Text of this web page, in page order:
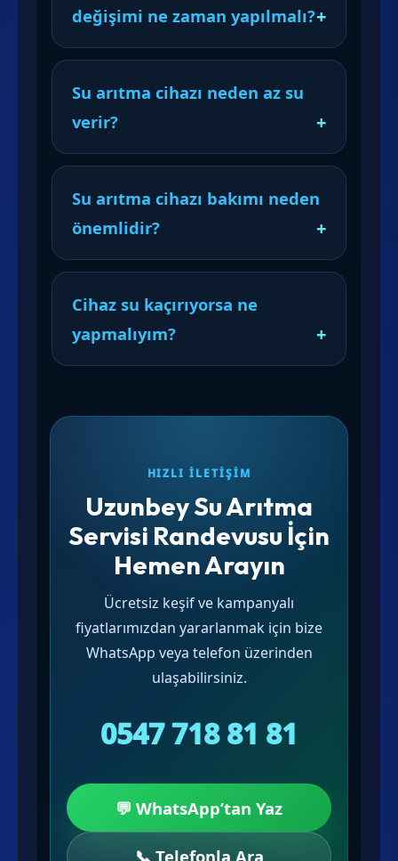
değişimi ne zaman yapılmalı?
Su arıtma cihazı neden az su
verir?
Su arıtma cihazı bakımı neden
önemlidir?
Cihaz su kaçırıyorsa ne
yapmalıyım?
HIZLI İLETIŞIM
Uzunbey Su Arıtma
Servisi Randevusu İçin
Hemen Arayın
Ücretsiz keşif ve kampanyalı
fiyatlarımızdan yararlanmak için bize
WhatsApp veya telefon üzerinden
ulaşabilirsiniz.
0547 718 81 81
💬 WhatsApp’tan Yaz
📞 Telefonla Ara